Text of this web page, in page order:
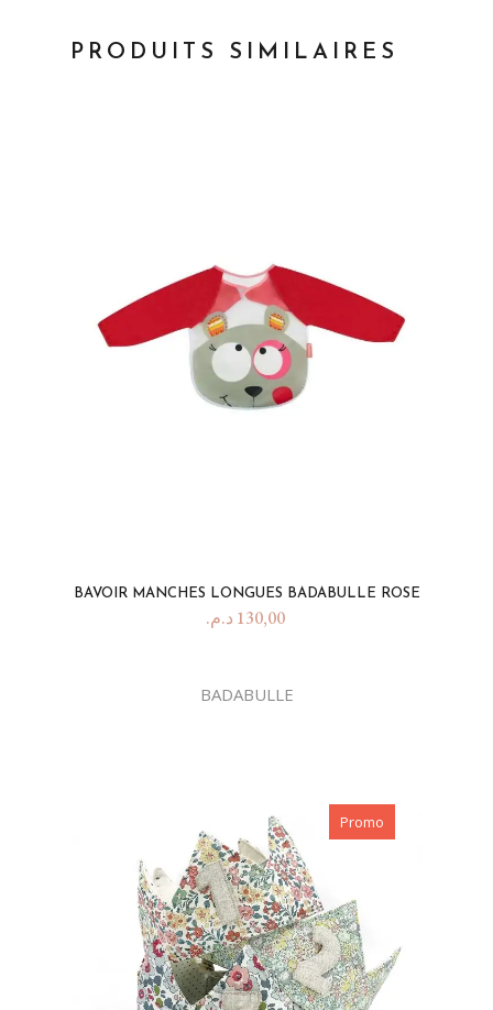
PRODUITS SIMILAIRES
BAVOIR MANCHES LONGUES BADABULLE ROSE
130,00 د.م.
BADABULLE
Promo